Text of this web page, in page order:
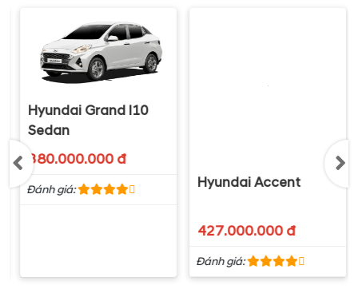
Vận hành vượt trội trong phân khúc cùng với khả
năng tiết kiệm nhiên liệu tối đa.
Hyundai Grand I10
Sedan
380.000.000 đ
Đánh giá: Đánh giá: